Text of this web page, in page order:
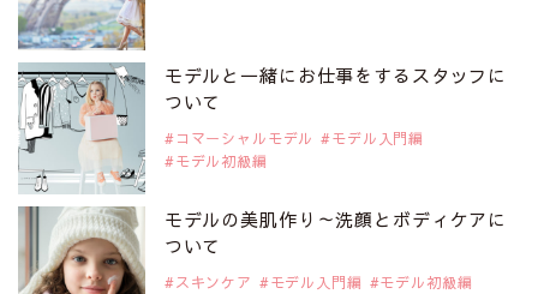
2019年9月29日
注目モデルを1名追加いたしました。
是非ご覧ください。
注目モデル イーランさん
2019年9月29日
注目モデルを1名追加いたしました。
是非ご覧ください。
注目モデル 谷口蘭さん
モデルと一緒にお仕事をするスタッフに
ついて
コマーシャルモデル
モデル入門編
モデル初級編
モデルの美肌作り～洗顔とボディケアに
ついて
スキンケア モデル入門編
モデル初級編